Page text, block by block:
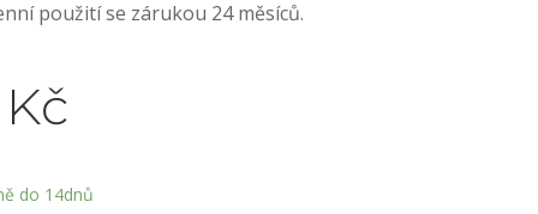
použití se zárukou 24 měsíců.
Kč
do 14dnů